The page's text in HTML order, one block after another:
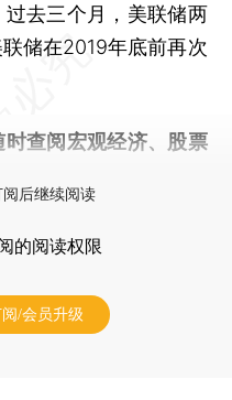
去三个月，美联储两
储在2019年底前再次
时查阅宏观经济、股票
阅后继续阅读
的阅读权限
/会员升级